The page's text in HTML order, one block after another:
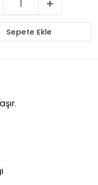
Sepete Ekle